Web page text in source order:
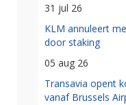
31 jul 26
KLM annuleert
door staking
05 aug 26
Transavia opent
vanaf Brussels